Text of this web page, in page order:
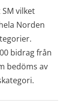
vilket
Norden
bidrag från
bedöms av